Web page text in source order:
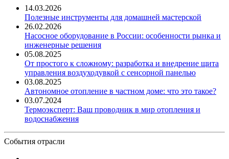
14.03.2026
Полезные инструменты для домашней мастерской
26.02.2026
Насосное оборудование в России: особенности рынка и
инженерные решения
05.08.2025
От простого к сложному: разработка и внедрение щита
управления воздуходувкой с сенсорной панелью
03.08.2025
Автономное отопление в частном доме: что это такое?
03.07.2024
Термоэксперт: Ваш проводник в мир отопления и
водоснабжения
События отрасли